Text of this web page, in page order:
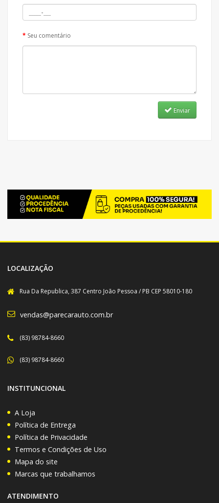
Seu comentário
Enviar
LOCALIZAÇÃO
Rua Da Republica, 387 Centro João Pessoa / PB CEP 58010-180
vendas@parecarauto.com.br
(83) 98784-8660
(83) 98784-8660
INSTITUNCIONAL
A Loja
Política de Entrega
Política de Privacidade
Termos e Condições de Uso
Mapa do site
Marcas que trabalhamos
ATENDIMENTO